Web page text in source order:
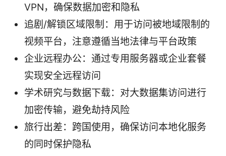
VPN，确保数据加密和隐私
追剧/解锁区域限制：用于访问被地域限制的
视频平台，注意遵循当地法律与平台政策
企业远程办公：通过专用服务器或企业套餐
实现安全远程访问
学术研究与数据下载：对大数据集访问进行
加密传输，避免劫持风险
旅行出差：跨国使用，确保访问本地化服务
的同时保护隐私